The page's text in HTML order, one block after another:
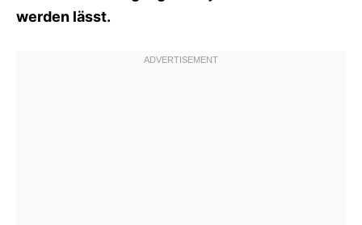
werden lässt.